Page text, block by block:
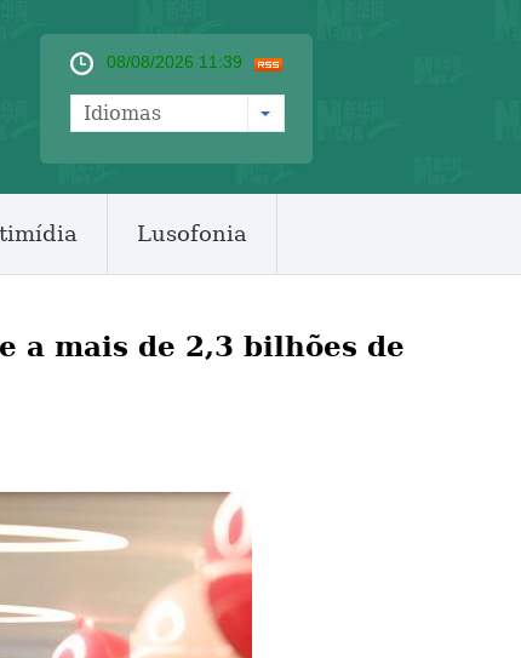
08/08/2026 11:39
Idiomas
Lusofonia
a mais de 2,3 bilhões de